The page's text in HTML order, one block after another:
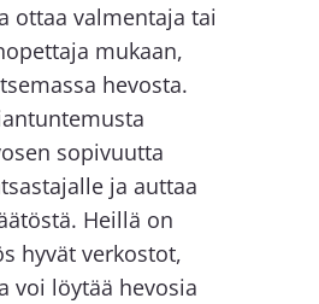
ottaa valmentaja tai
mukaan,
hevosta.
sopivuutta
ja auttaa
Heillä on
hyvät verkostot,
voi löytää hevosia